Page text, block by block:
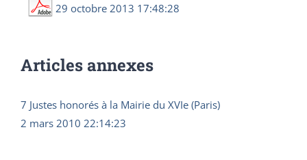
29 octobre 2013 17:48:28
Articles annexes
7 Justes honorés à la Mairie du XVIe (Paris)
2 mars 2010 22:14:23